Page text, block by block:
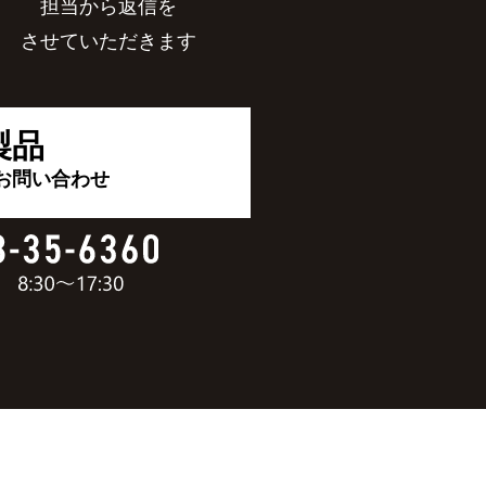
担当から返信を
させていただきます
品
問い合わせ